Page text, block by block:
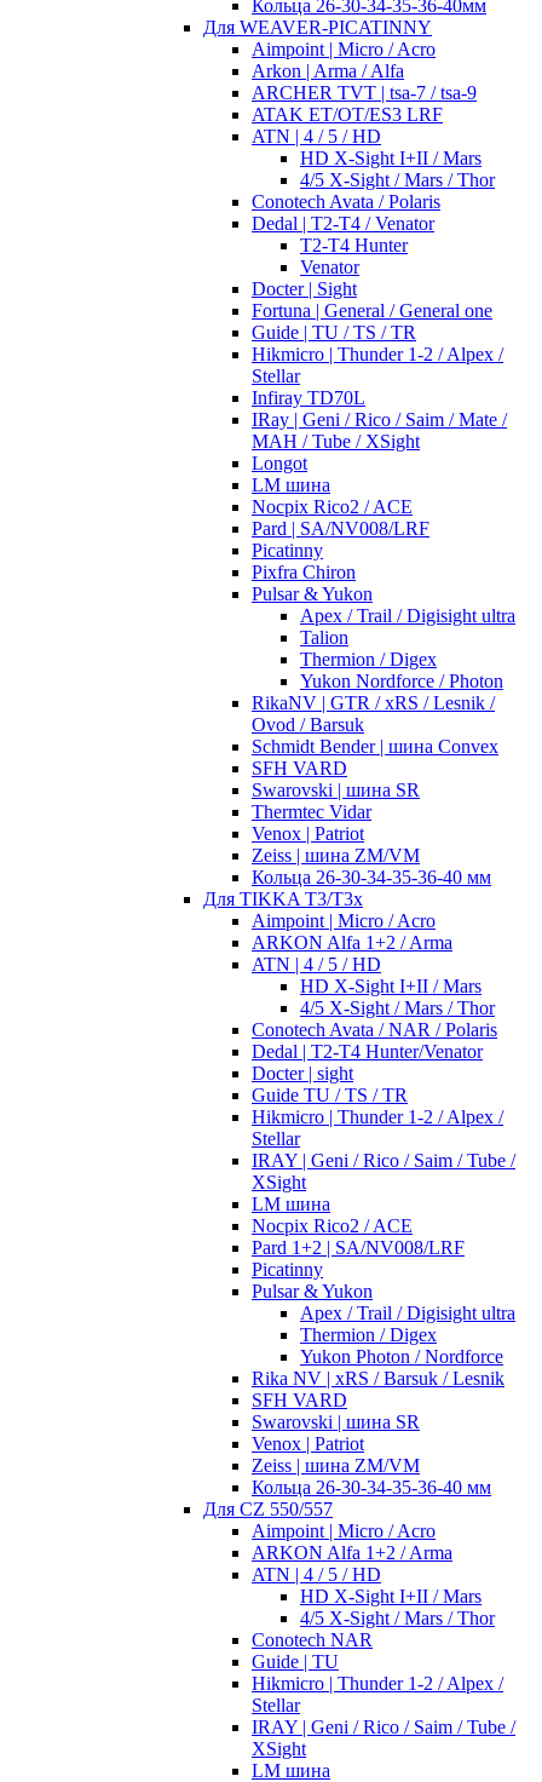
Кольца 26-30-34-35-36-40мм
Для WEAVER-PICATINNY
Aimpoint | Micro / Acro
Arkon | Arma / Alfa
ARCHER TVT | tsa-7 / tsa-9
ATAK ET/OT/ES3 LRF
ATN | 4 / 5 / HD
HD X-Sight I+II / Mars
4/5 X-Sight / Mars / Thor
Conotech Avata / Polaris
Dedal | T2-T4 / Venator
T2-T4 Hunter
Venator
Docter | Sight
Fortuna | General / General one
Guide | TU / TS / TR
Hikmicro | Thunder 1-2 / Alpex /
Stellar
Infiray TD70L
IRay | Geni / Rico / Saim / Mate /
MAH / Tube / XSight
Longot
LM шина
Nocpix Rico2 / ACE
Pard | SA/NV008/LRF
Picatinny
Pixfra Chiron
Pulsar & Yukon
Apex / Trail / Digisight ultra
Talion
Thermion / Digex
Yukon Nordforce / Photon
RikaNV | GTR / xRS / Lesnik /
Ovod / Barsuk
Schmidt Bender | шина Convex
SFH VARD
Swarovski | шина SR
Thermtec Vidar
Venox | Patriot
Zeiss | шина ZM/VM
Кольца 26-30-34-35-36-40 мм
Для TIKKA T3/T3x
Aimpoint | Micro / Acro
ARKON Alfa 1+2 / Arma
ATN | 4 / 5 / HD
HD X-Sight I+II / Mars
4/5 X-Sight / Mars / Thor
Conotech Avata / NAR / Polaris
Dedal | T2-T4 Hunter/Venator
Docter | sight
Guide TU / TS / TR
Hikmicro | Thunder 1-2 / Alpex /
Stellar
IRAY | Geni / Rico / Saim / Tube /
XSight
LM шина
Nocpix Rico2 / ACE
Pard 1+2 | SA/NV008/LRF
Picatinny
Pulsar & Yukon
Apex / Trail / Digisight ultra
Thermion / Digex
Yukon Photon / Nordforce
Rika NV | xRS / Barsuk / Lesnik
SFH VARD
Swarovski | шина SR
Venox | Patriot
Zeiss | шина ZM/VM
Кольца 26-30-34-35-36-40 мм
Для CZ 550/557
Aimpoint | Micro / Acro
ARKON Alfa 1+2 / Arma
ATN | 4 / 5 / HD
HD X-Sight I+II / Mars
4/5 X-Sight / Mars / Thor
Conotech NAR
Guide | TU
Hikmicro | Thunder 1-2 / Alpex /
Stellar
IRAY | Geni / Rico / Saim / Tube /
XSight
LM шина